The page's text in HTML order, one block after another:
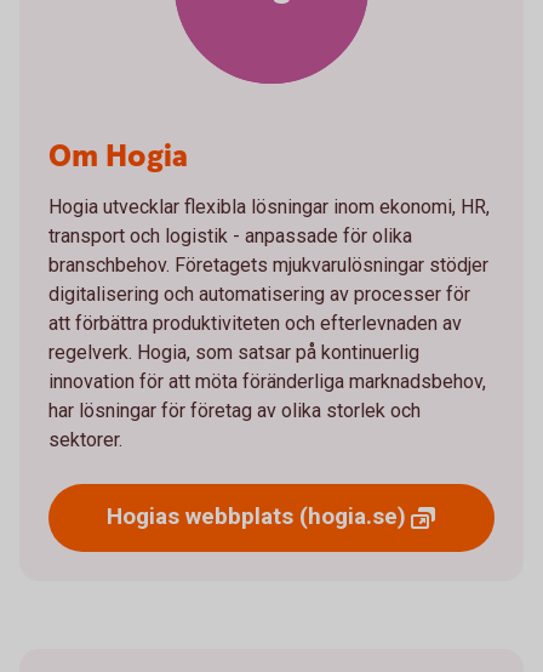
Om Hogia
Hogia utvecklar flexibla lösningar inom ekonomi, HR,
transport och logistik - anpassade för olika
branschbehov. Företagets mjukvarulösningar stödjer
digitalisering och automatisering av processer för
att förbättra produktiviteten och efterlevnaden av
regelverk. Hogia, som satsar på kontinuerlig
innovation för att möta föränderliga marknadsbehov,
har lösningar för företag av olika storlek och
sektorer.
Hogias webbplats (hogia.se)